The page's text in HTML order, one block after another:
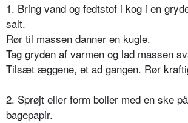
1. Bring vand og fedtstof i kog i en
salt.
Rør til massen danner en kugle.
Tag gryden af varmen og lad massen
Tilsæt æggene, et ad gangen. Rør
2. Sprøjt eller form boller med en ske
bagepapir.